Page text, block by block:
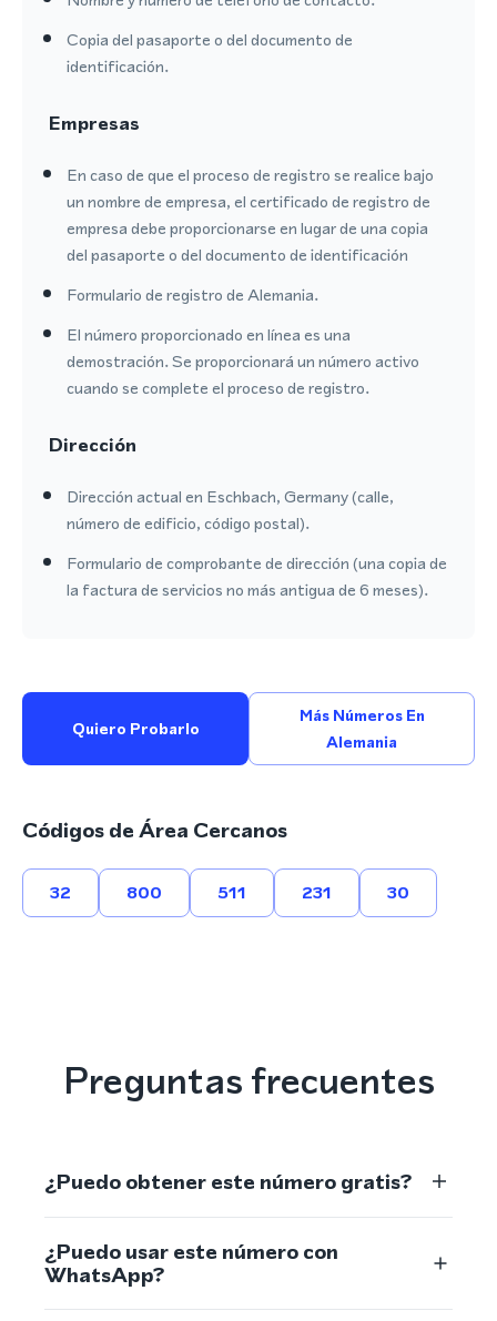
Copia del pasaporte o del documento de
identificación.
Empresas
En caso de que el proceso de registro se realice bajo
un nombre de empresa, el certificado de registro de
empresa debe proporcionarse en lugar de una copia
del pasaporte o del documento de identificación
Formulario de registro de Alemania.
El número proporcionado en línea es una
demostración. Se proporcionará un número activo
cuando se complete el proceso de registro.
Dirección
Dirección actual en Eschbach, Germany (calle,
número de edificio, código postal).
Formulario de comprobante de dirección (una copia de
la factura de servicios no más antigua de 6 meses).
Quiero Probarlo
Más Números En
Alemania
Códigos de Área Cercanos
32 800 511 231 30
Preguntas frecuentes
¿Puedo obtener este número gratis?
¿Puedo usar este número con
WhatsApp?